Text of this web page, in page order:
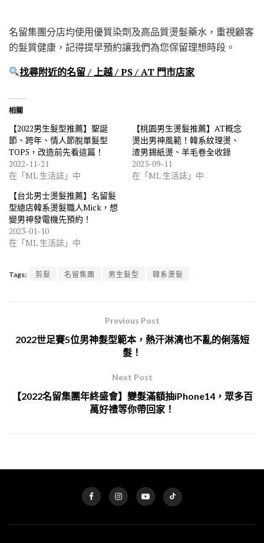
名留集團分店均使用優質染劑及高品質燙髮藥水，重視顧客
的髮質健康，記得提早預約讓我們為您保留理想時段。
找尋附近的名留 / 上越 / PS / AT 門市店家
相關
【2022男生髮型推薦】聖誕
節、跨年、情人節脫單髮型
TOP5，改造前先看這篇！
2022-11-21
在「ML 生活誌」中
【桃園男生燙髮推薦】AT概念
燙出男神風範！韓系紋理燙、
渣男錫紙燙、羊毛卷全收錄
2023-09-11
在「ML 生活誌」中
【台北男士燙髮推薦】名留髮
型總店韓系燙髮職人Mick，想
變男神發電機先預約！
2023-01-10
在「ML 生活誌」中
Tags: 剪髮 名留集團 男生髮型 韓系燙髮
Previous Post
2022世足賽5位男神髮型範本，熱汗淋漓也不亂的俐落短
髮！
Next Post
【2022名留集團年終盛會】變髮滿額抽iPhone14，眾多百
萬好禮等你帶回家！